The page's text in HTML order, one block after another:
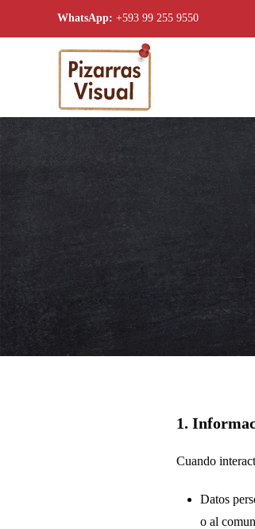
WhatsApp: +593 99 255 9550
1.
Cuando
Datos
o al